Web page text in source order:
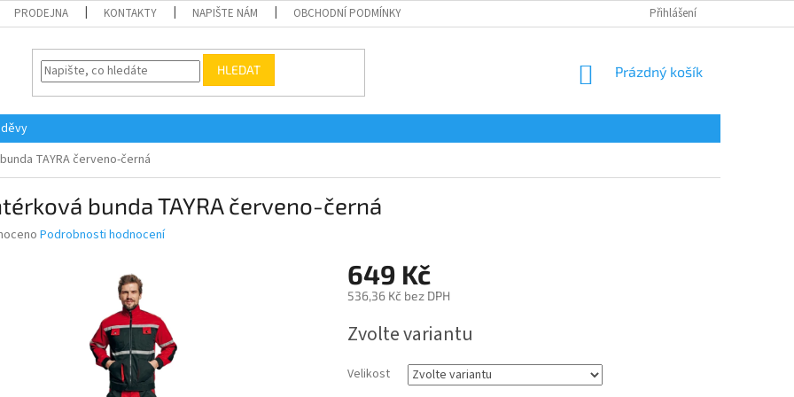
PRODEJNA KONTAKTY NAPIŠTE NÁM OBCHODNÍ PODMÍNKY REKLAMAČNÍ ŘÁD
Přihlášení
HLEDAT
NÁKUPNÍ
Prázdný košík
TAYRA červeno-černá
bunda TAYRA červeno-černá
Podrobnosti hodnocení
649 Kč
536,36 Kč bez DPH
cena:
Zvolte variantu
Velikost